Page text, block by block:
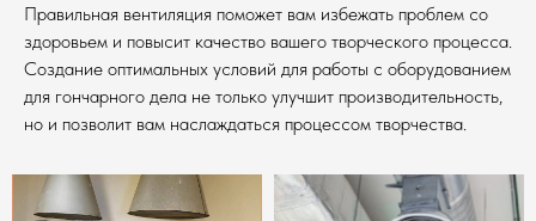
Правильная вентиляция поможет вам избежать проблем со
здоровьем и повысит качество вашего творческого процесса.
Создание оптимальных условий для работы с оборудованием
для гончарного дела не только улучшит производительность,
но и позволит вам наслаждаться процессом творчества.